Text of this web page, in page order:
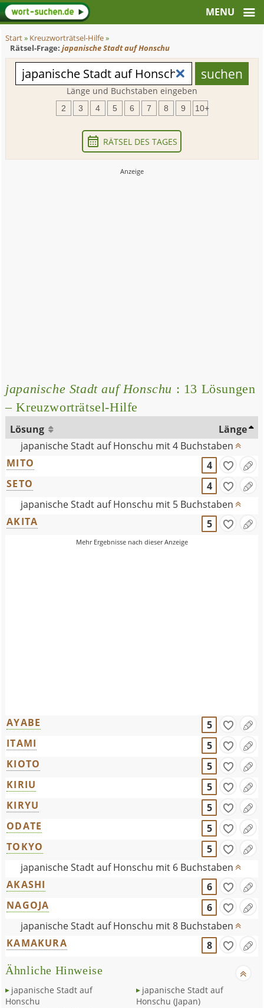
Start» Kreuzworträtsel-Hilfe»
Rätsel-Frage: japanische Stadt auf Honschu
Länge und Buchstaben eingeben
2 3 4 5 6 7 8 9 10+
RÄTSEL DES TAGES
japanische Stadt auf Honschu : 13 Lösungen
– Kreuzworträtsel-Hilfe
Lösung
Länge
japanische Stadt auf Honschu mit 4 Buchstaben
MITO
4
SETO
4
japanische Stadt auf Honschu mit 5 Buchstaben
AKITA
5
AYABE
5
ITAMI
5
KIOTO
5
KIRIU
5
KIRYU
5
ODATE
5
TOKYO
5
japanische Stadt auf Honschu mit 6 Buchstaben
AKASHI
6
NAGOJA
6
japanische Stadt auf Honschu mit 8 Buchstaben
KAMAKURA
8
Ähnliche Hinweise
japanische Stadt auf
Honschu
japanische Stadt auf
Honschu (Japan)